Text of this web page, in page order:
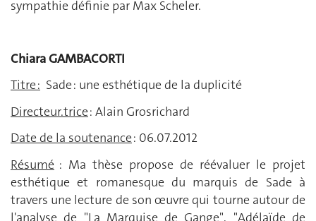
sympathie définie par Max Scheler.
Chiara GAMBACORTI
Titre : Sade : une esthétique de la duplicité
Directeur.trice: Alain Grosrichard
Date de la soutenance: 06.07.2012
Résumé : Ma thèse propose de réévaluer le projet
esthétique et romanesque du marquis de Sade à
travers une lecture de son œuvre qui tourne autour de
l'analyse de "La Marquise de Gange", "Adélaïde de